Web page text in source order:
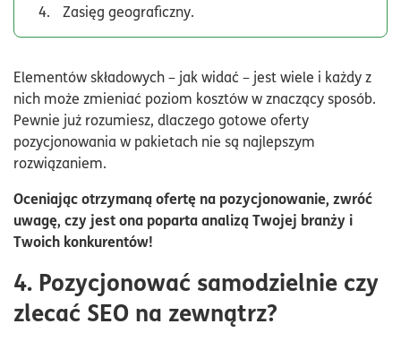
Zasięg geograficzny.
Elementów składowych – jak widać – jest wiele i każdy z
nich może zmieniać poziom kosztów w znaczący sposób.
Pewnie już rozumiesz, dlaczego gotowe oferty
pozycjonowania w pakietach nie są najlepszym
rozwiązaniem.
Oceniając otrzymaną ofertę na pozycjonowanie, zwróć
uwagę, czy jest ona poparta analizą Twojej branży i
Twoich konkurentów!
4. Pozycjonować samodzielnie czy
zlecać SEO na zewnątrz?